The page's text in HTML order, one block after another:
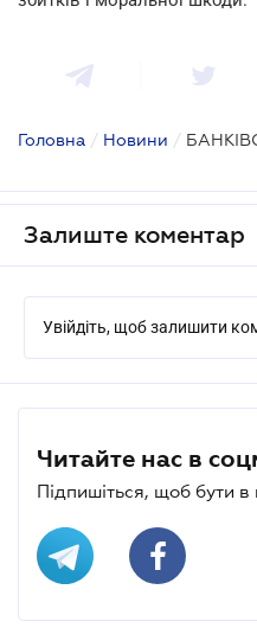
Головна / Новини /
Залиште коментар
Увійдіть, щоб залишити
Читайте нас в
Підпишіться, щоб бути в